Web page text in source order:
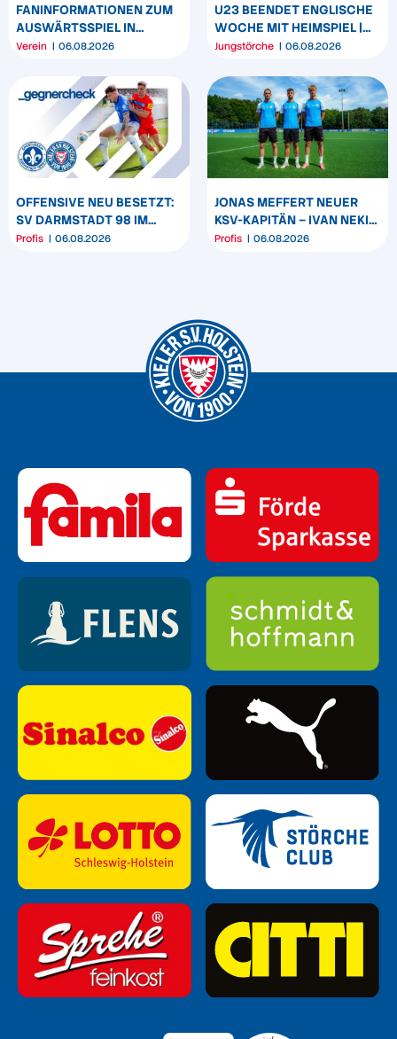
FANINFORMATIONEN ZUM
AUSWÄRTSSPIEL IN
DARMSTADT
Verein 06.08.2026
U23 BEENDET ENGLISCHE
WOCHE MIT HEIMSPIEL |
U19 & U17 STARTEN IN DEN
Jungstörche 06.08.2026
OFFENSIVE NEU BESETZT:
SV DARMSTADT 98 IM
GEGNERCHECK
Profis 06.08.2026
JONAS MEFFERT NEUER
KSV-KAPITÄN – IVAN NEKIĆ
UND KASPER DAVIDSEN
Profis 06.08.2026